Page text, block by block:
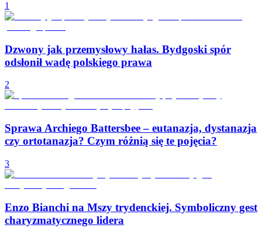
1
Dzwony jak przemysłowy hałas. Bydgoski spór
odsłonił wadę polskiego prawa
2
Sprawa Archiego Battersbee – eutanazja, dystanazja
czy ortotanazja? Czym różnią się te pojęcia?
3
Enzo Bianchi na Mszy trydenckiej. Symboliczny gest
charyzmatycznego lidera